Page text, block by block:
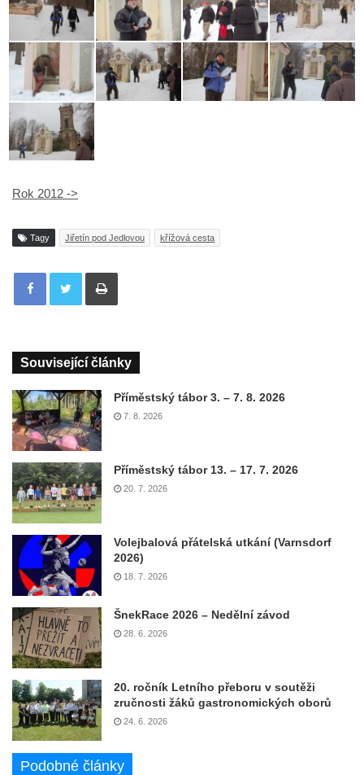
Rok 2012 ->
Tagy Jiřetín pod Jedlovou křížová cesta
Tisknout
Související články
Příměstský tábor 3. – 7. 8. 2026
7. 8. 2026
Příměstský tábor 13. – 17. 7. 2026
20. 7. 2026
Volejbalová přátelská utkání (Varnsdorf
2026)
18. 7. 2026
ŠnekRace 2026 – Nedělní závod
28. 6. 2026
20. ročník Letního přeboru v soutěži
zručnosti žáků gastronomických oborů
24. 6. 2026
Podobné články